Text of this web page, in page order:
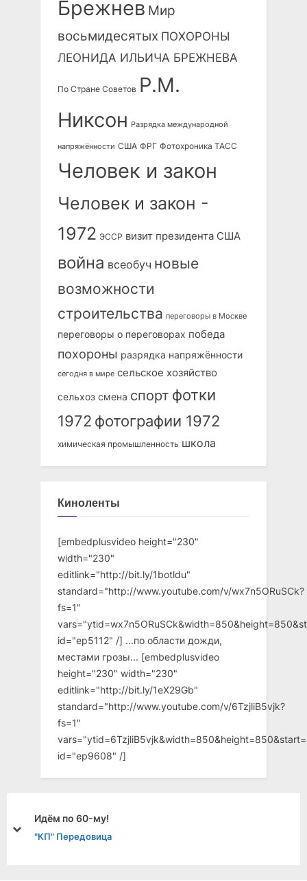
Брежнев Мир
восьмидесятых ПОХОРОНЫ
ЛЕОНИДА ИЛЬИЧА БРЕЖНЕВА
По Стране Советов Р.М.
Никсон
Разрядка международной
напряжённости США ФРГ Фотохроника ТАСС
Человек и закон
Человек и закон -
1972 ЭССР визит президента США
война всеобуч новые
возможности
строительства переговоры в Москве
переговоры о переговорах победа
похороны разрядка напряжённости
сегодня в мире сельское хозяйство
сельхоз смена спорт фотки
1972 фотографии 1972
химическая промышленность школа
Киноленты
[embedplusvideo height="230"
width="230"
editlink="http://bit.ly/1botldu"
standard="http://www.youtube.com/v/wx7n5ORuSCk?
fs=1"
id="ep5112" /] ...по области дожди,
местами грозы... [embedplusvideo
height="230" width="230"
editlink="http://bit.ly/1eX29Gb"
standard="http://www.youtube.com/v/6TzjliB5vjk?
fs=1"
id="ep9608" /]
Идём по 60-му!
"КП" Передовица
prev
next